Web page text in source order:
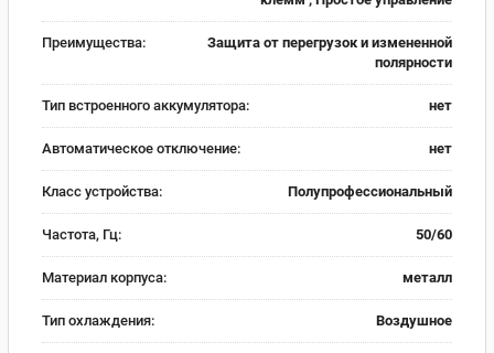
Преимущества:
Защита от перегрузок и измененной
полярности
Тип встроенного аккумулятора: нет
Автоматическое отключение: нет
Класс устройства: Полупрофессиональный
Частота, Гц: 50/60
Материал корпуса: металл
Тип охлаждения: Воздушное